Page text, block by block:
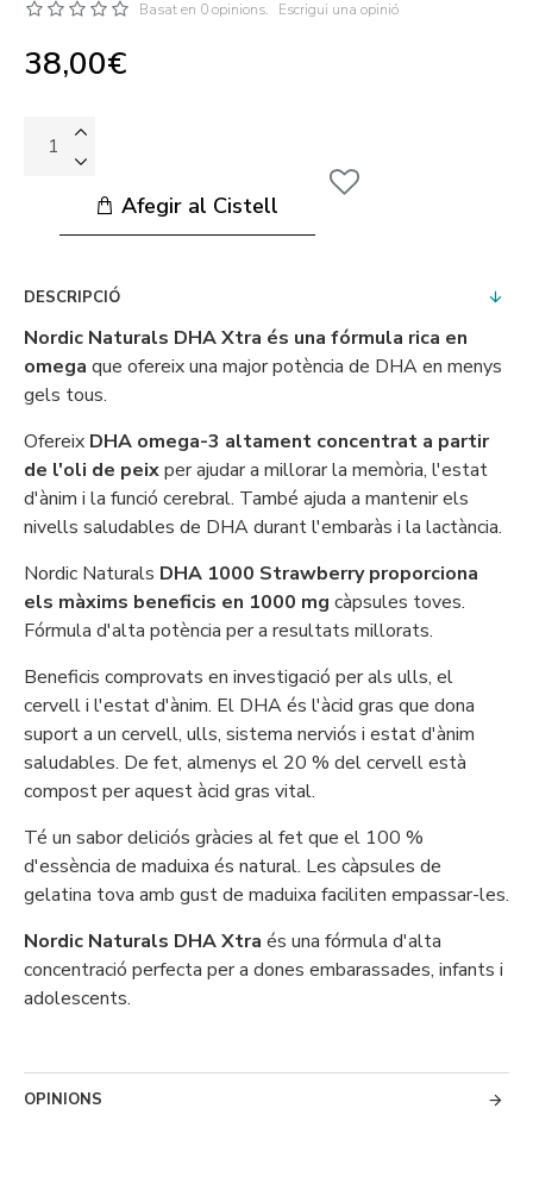
Basat en 0 opinions. Escrigui una opinió
38,00€
Afegir al Cistell
DESCRIPCIÓ
Nordic Naturals DHA Xtra és una fórmula rica en
omega que ofereix una major potència de DHA en menys
gels tous.
Ofereix DHA omega-3 altament concentrat a partir
de l'oli de peixper ajudar a millorar la memòria, l'estat
d'ànim i la funció cerebral. També ajuda a mantenir els
nivells saludables de DHA durant l'embaràs i la lactància.
Nordic Naturals DHA 1000 Strawberry proporciona
els màxims beneficis en 1000 mg càpsules toves.
Fórmula d'alta potència per a resultats millorats.
Beneficis comprovats en investigació per als ulls, el
cervell i l'estat d'ànim. El DHA és l'àcid gras que dona
suport a un cervell, ulls, sistema nerviós i estat d'ànim
saludables. De fet, almenys el 20 % del cervell està
compost per aquest àcid gras vital.
Té un sabor deliciós gràcies al fet que el 100 %
d'essència de maduixa és natural. Les càpsules de
gelatina tova amb gust de maduixa faciliten empassar-les.
Nordic Naturals DHA Xtra és una fórmula d'alta
concentració perfecta per a dones embarassades, infants i
adolescents.
OPINIONS